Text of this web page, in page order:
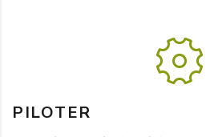
PILOTER